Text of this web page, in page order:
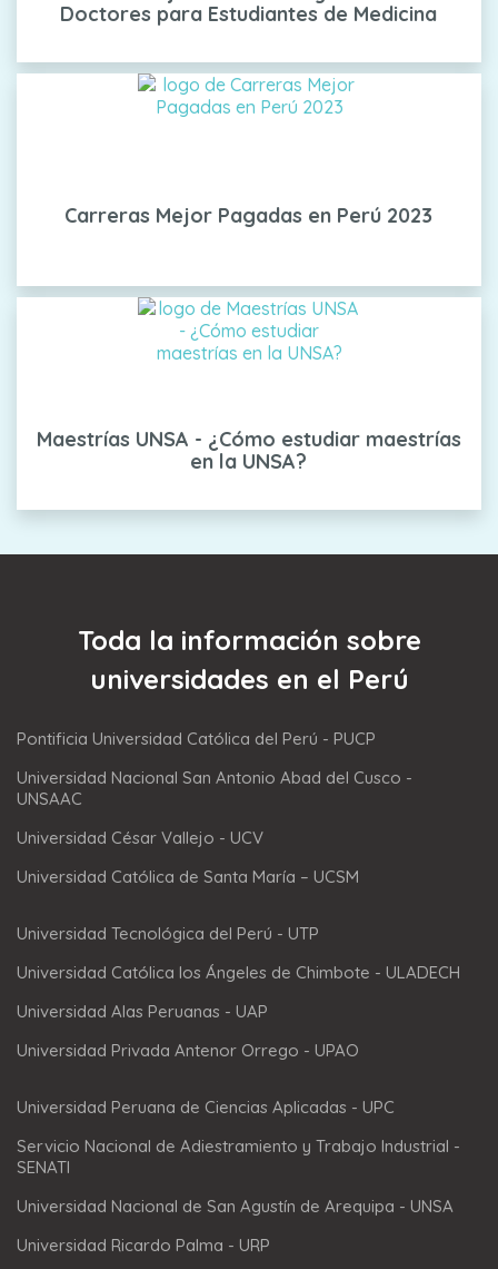
Doctores para Estudiantes de Medicina
Carreras Mejor Pagadas en Perú 2023
Maestrías UNSA - ¿Cómo estudiar maestrías
en la UNSA?
Toda la información sobre
universidades en el Perú
Pontificia Universidad Católica del Perú - PUCP
Universidad Nacional San Antonio Abad del Cusco -
UNSAAC
Universidad César Vallejo - UCV
Universidad Católica de Santa María – UCSM
Universidad Tecnológica del Perú - UTP
Universidad Católica los Ángeles de Chimbote - ULADECH
Universidad Alas Peruanas - UAP
Universidad Privada Antenor Orrego - UPAO
Universidad Peruana de Ciencias Aplicadas - UPC
Servicio Nacional de Adiestramiento y Trabajo Industrial -
SENATI
Universidad Nacional de San Agustín de Arequipa - UNSA
Universidad Ricardo Palma - URP